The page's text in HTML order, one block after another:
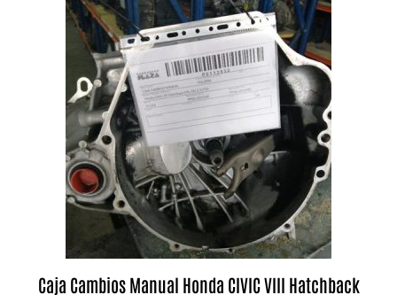
Caja Cambios Manual Honda CIVIC VIII Hatchback